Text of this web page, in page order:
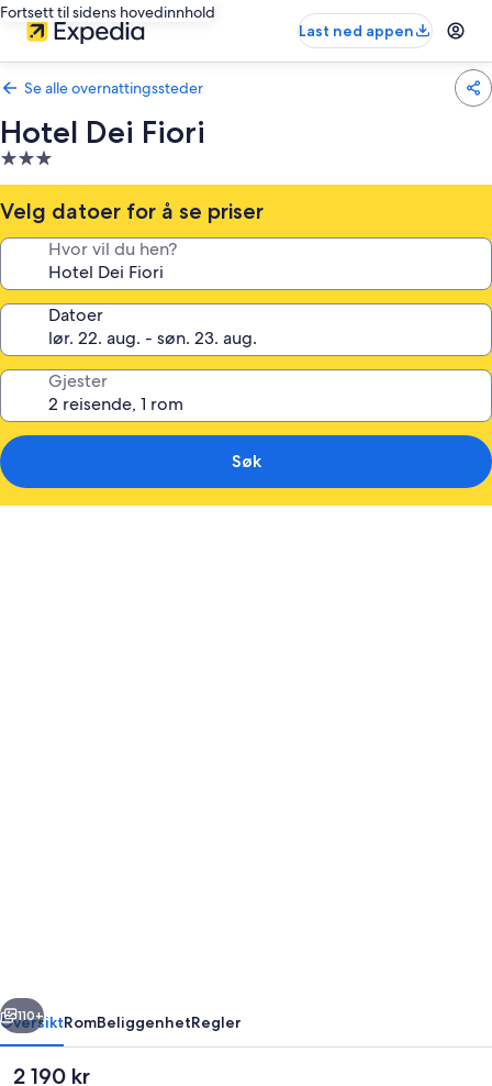
Fortsett til sidens hovedinnhold
Last ned appen
Se alle overnattingssteder
Hotel Dei Fiori
Overnattingssted
med
3.0
stjerner
Velg datoer for å se priser
Hvor vil du hen?
Datoer
Gjester
Søk
Neste
110+
OversiktRomBeliggenhetRegler
Den
2 190 kr